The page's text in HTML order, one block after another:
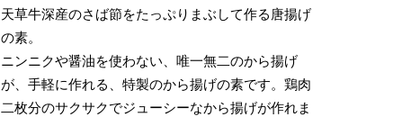
天草牛深産のさば節をたっぷりまぶして作る唐揚げ
の素。
ニンニクや醤油を使わない、唯一無二のから揚げ
が、手軽に作れる、特製のから揚げの素です。鶏肉
二枚分のサクサクでジューシーなから揚げが作れま